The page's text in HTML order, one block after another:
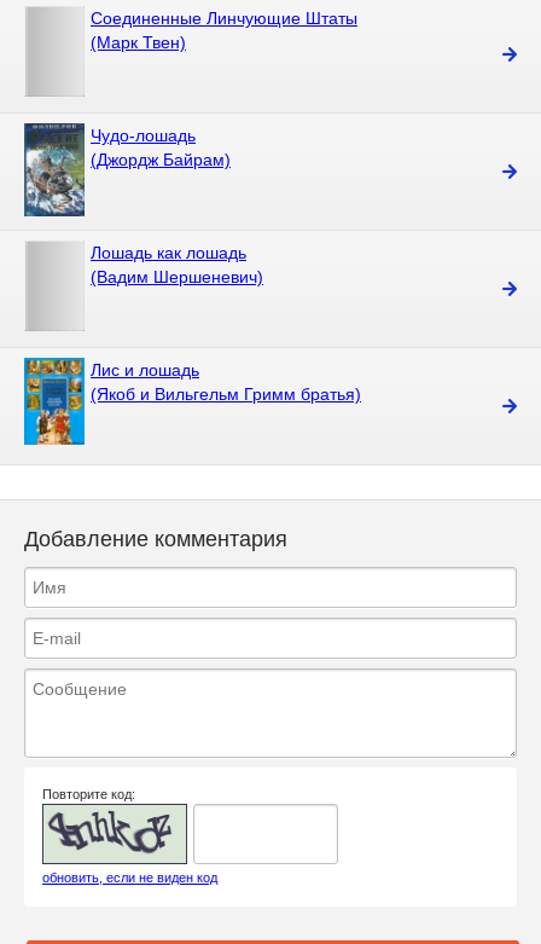
Соединенные Линчующие Штаты
(Марк Твен)
Чудо-лошадь
(Джордж Байрам)
Лошадь как лошадь
(Вадим Шершеневич)
Лис и лошадь
(Якоб и Вильгельм Гримм братья)
Добавление комментария
Повторите код:
обновить, если не виден код